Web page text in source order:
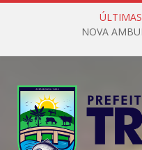
NOVA